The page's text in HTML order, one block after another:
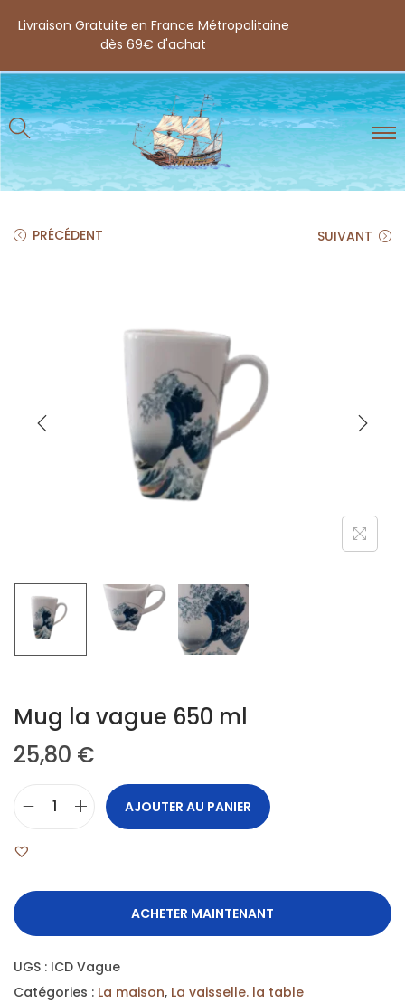
Livraison Gratuite en France Métropolitaine
dès 69€ d'achat
PRÉCÉDENT SUIVANT
Mug la vague 650 ml
25,80 €
AJOUTER AU PANIER
ACHETER MAINTENANT
UGS : ICD Vague
Catégories : La maison, La vaisselle. la table